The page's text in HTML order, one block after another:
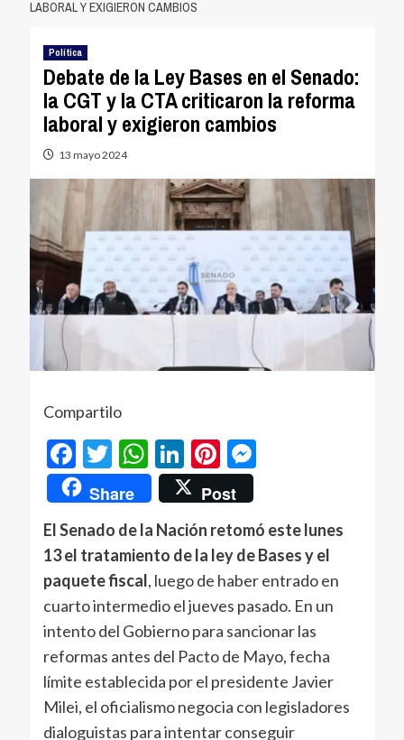
LABORAL Y EXIGIERON CAMBIOS
Política
Debate de la Ley Bases en el Senado:
la CGT y la CTA criticaron la reforma
laboral y exigieron cambios
13 mayo 2024
Compartilo
Facebook
Twitter
WhatsApp
LinkedIn
Pinterest
Messenger
Share Post
El Senado de la Nación retomó este lunes
13 el tratamiento de la ley de Bases y el
paquete fiscal, luego de haber entrado en
cuarto intermedio el jueves pasado. En un
intento del Gobierno para sancionar las
reformas antes del Pacto de Mayo, fecha
límite establecida por el presidente Javier
Milei, el oficialismo negocia con legisladores
dialoguistas para intentar conseguir